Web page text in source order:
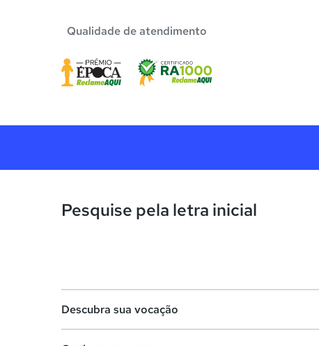
Qualidade de atendimento
Pesquise pela letra inicial
Descubra sua vocação